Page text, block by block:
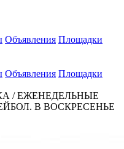
Объявления Площадки
Объявления Площадки
/ЕЖЕНЕДЕЛЬНЫЕ
В ВОСКРЕСЕНЬЕ